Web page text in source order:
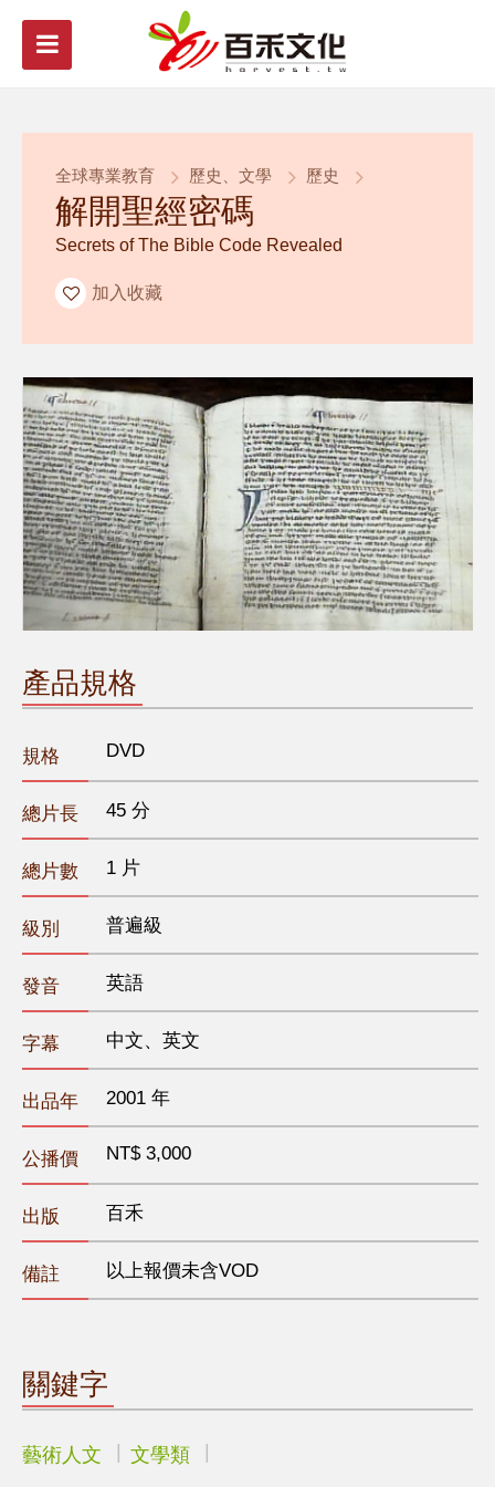
全球專業教育 歷史、文學 歷史
解開聖經密碼
Secrets of The Bible Code Revealed
加入收藏
產品規格
規格 DVD
總片長 45 分
總片數 1 片
級別 普遍級
發音 英語
字幕 中文、英文
出品年 2001 年
公播價 NT$ 3,000
出版 百禾
備註 以上報價未含VOD
關鍵字
藝術人文 文學類